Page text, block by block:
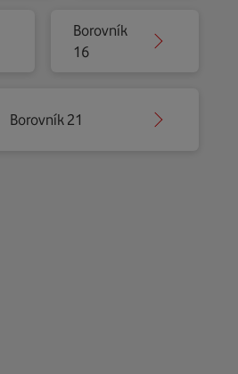
Borovník
16
Borovník 21